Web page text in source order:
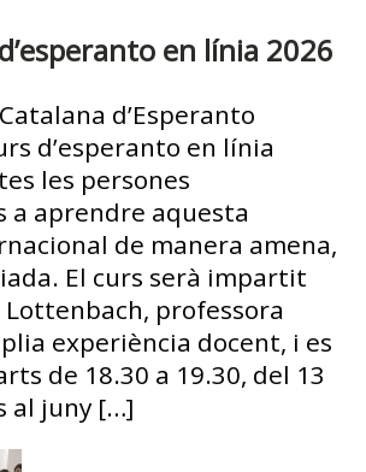
en línia 2026
d’Esperanto
d’esperanto en línia
les persones
a aprendre aquesta
de manera amena,
El curs serà impartit
professora
experiència docent, i es
de 18.30 a 19.30, del 13
al juny […]